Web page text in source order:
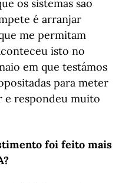
os sistemas são
é arranjar
me permitam
isto no
em que testámos
para meter
e respondeu muito
foi feito mais